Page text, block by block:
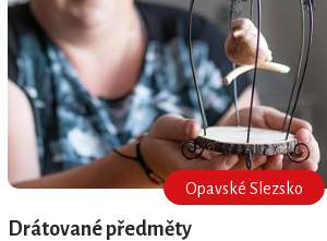
Opavské Slezsko
Drátované předměty